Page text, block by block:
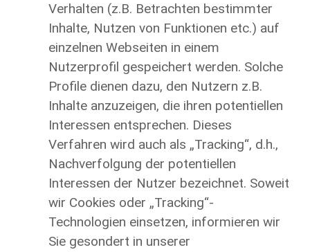
Verhalten (z.B. Betrachten bestimmter
Inhalte, Nutzen von Funktionen etc.) auf
einzelnen Webseiten in einem
Nutzerprofil gespeichert werden. Solche
Profile dienen dazu, den Nutzern z.B.
Inhalte anzuzeigen, die ihren potentiellen
Interessen entsprechen. Dieses
Verfahren wird auch als „Tracking“, d.h.,
Nachverfolgung der potentiellen
Interessen der Nutzer bezeichnet. Soweit
wir Cookies oder „Tracking“-
Technologien einsetzen, informieren wir
Sie gesondert in unserer